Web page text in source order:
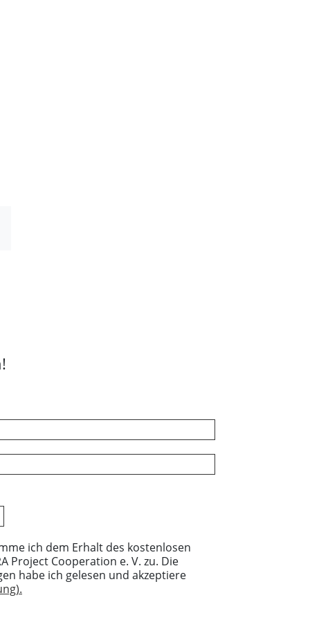
ich dem Erhalt des kostenlosen
Project Cooperation e. V. zu. Die
habe ich gelesen und akzeptiere